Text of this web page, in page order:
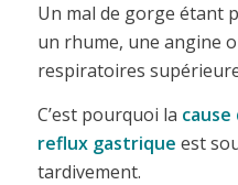
Un mal de gorge étant
un rhume, une angine
respiratoires
C’est pourquoi la cause
reflux gastrique est
tardivement.